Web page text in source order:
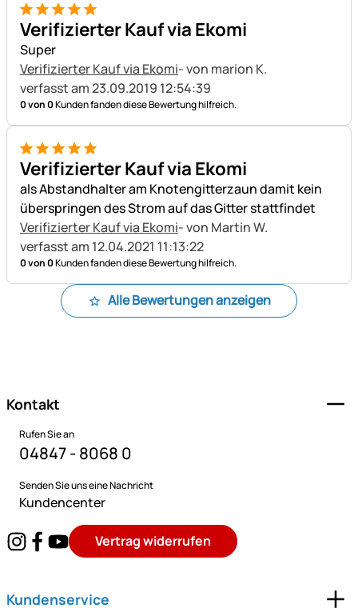
5 von 5
Verifizierter Kauf via Ekomi
Super
Verifizierter Kauf via Ekomi- von marion K.
verfasst am 23.09.2019 12:54:39
0 von 0Kunden fanden diese Bewertung hilfreich.
5 von 5
Verifizierter Kauf via Ekomi
als Abstandhalter am Knotengitterzaun damit kein
überspringen des Strom auf das Gitter stattfindet
Verifizierter Kauf via Ekomi- von Martin W.
verfasst am 12.04.2021 11:13:22
0 von 0Kunden fanden diese Bewertung hilfreich.
Alle Bewertungen anzeigen
Kontakt
Rufen Sie an
04847 - 8068 0
Senden Sie uns eine Nachricht
Kundencenter
Vertrag widerrufen
Kundenservice